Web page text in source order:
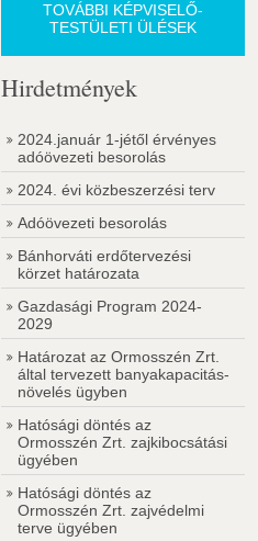
TOVÁBBI KÉPVISELŐ-
TESTÜLETI ÜLÉSEK
Hirdetmények
2024.január 1-jétől érvényes
adóövezeti besorolás
2024. évi közbeszerzési terv
Adóövezeti besorolás
Bánhorváti erdőtervezési
körzet határozata
Gazdasági Program 2024-
2029
Határozat az Ormosszén Zrt.
által tervezett banyakapacitás-
növelés ügyben
Hatósági döntés az
Ormosszén Zrt. zajkibocsátási
ügyében
Hatósági döntés az
Ormosszén Zrt. zajvédelmi
terve ügyében